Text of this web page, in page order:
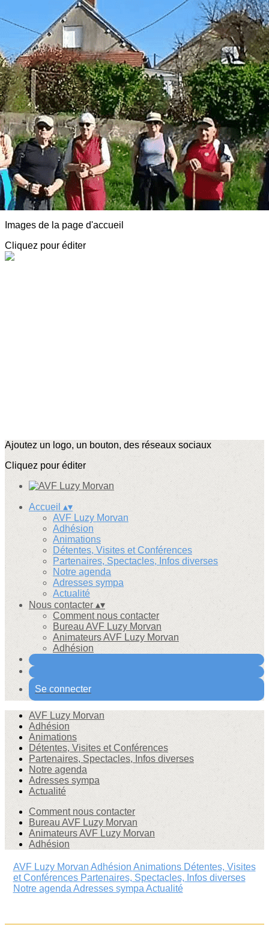
Exporter les lignes sélectionnées
Exporter toutes les colonnes
Exporter uniquement les colonnes affichées
Menu
<
>
AVF Luzy Morvan
Adhésion
Animations
Détentes, Visites et Conférences
Partenaires, Spectacles, Infos diverses
Notre agenda
Adresses sympa
Actualité
?>
Images de la page d'accueil
Cliquez pour éditer
Ajoutez un logo, un bouton, des réseaux sociaux
Cliquez pour éditer
Accueil ▴▾
AVF Luzy Morvan
Adhésion
Animations
Détentes, Visites et Conférences
Partenaires, Spectacles, Infos diverses
Notre agenda
Adresses sympa
Actualité
Nous contacter ▴▾
Comment nous contacter
Bureau AVF Luzy Morvan
Animateurs AVF Luzy Morvan
Adhésion
Se connecter
AVF Luzy Morvan
Adhésion
Animations
Détentes, Visites et Conférences
Partenaires, Spectacles, Infos diverses
Notre agenda
Adresses sympa
Actualité
Comment nous contacter
Bureau AVF Luzy Morvan
Animateurs AVF Luzy Morvan
Adhésion
AVF Luzy Morvan Adhésion Animations Détentes, Visites
et Conférences Partenaires, Spectacles, Infos diverses
Notre agenda Adresses sympa Actualité